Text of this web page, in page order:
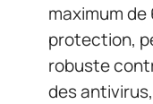
maximum
protection,
robuste
des